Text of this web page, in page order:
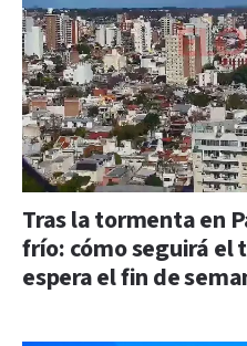
Tras la tormenta en
frío: cómo seguirá el
espera el fin de